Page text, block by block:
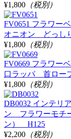
¥1,800 （税別）
FV0651 フラワ
オニオン どっし
¥1,800 （税別）
FV0669 フラワ
口ラッパ 首ロー
¥1,800 （税別）
DB0032 インテ
ン フラワーモチ
ン） H125
¥2,200 （税別）